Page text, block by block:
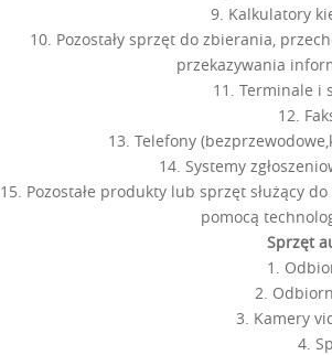
9. Kalkulatory
10. Pozostały sprzęt do zbierania,
przekazywania
11. Terminale i
12.
13. Telefony
14. Systemy
15. Pozostałe produkty lub sprzęt służący
pomocą
Sprzęt
1.
2.
3. Kamery
4.